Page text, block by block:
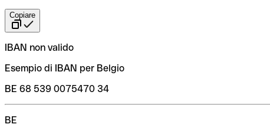
Copiare
IBAN non valido
Esempio di IBAN per Belgio
BE 68 539 0075470 34
BE